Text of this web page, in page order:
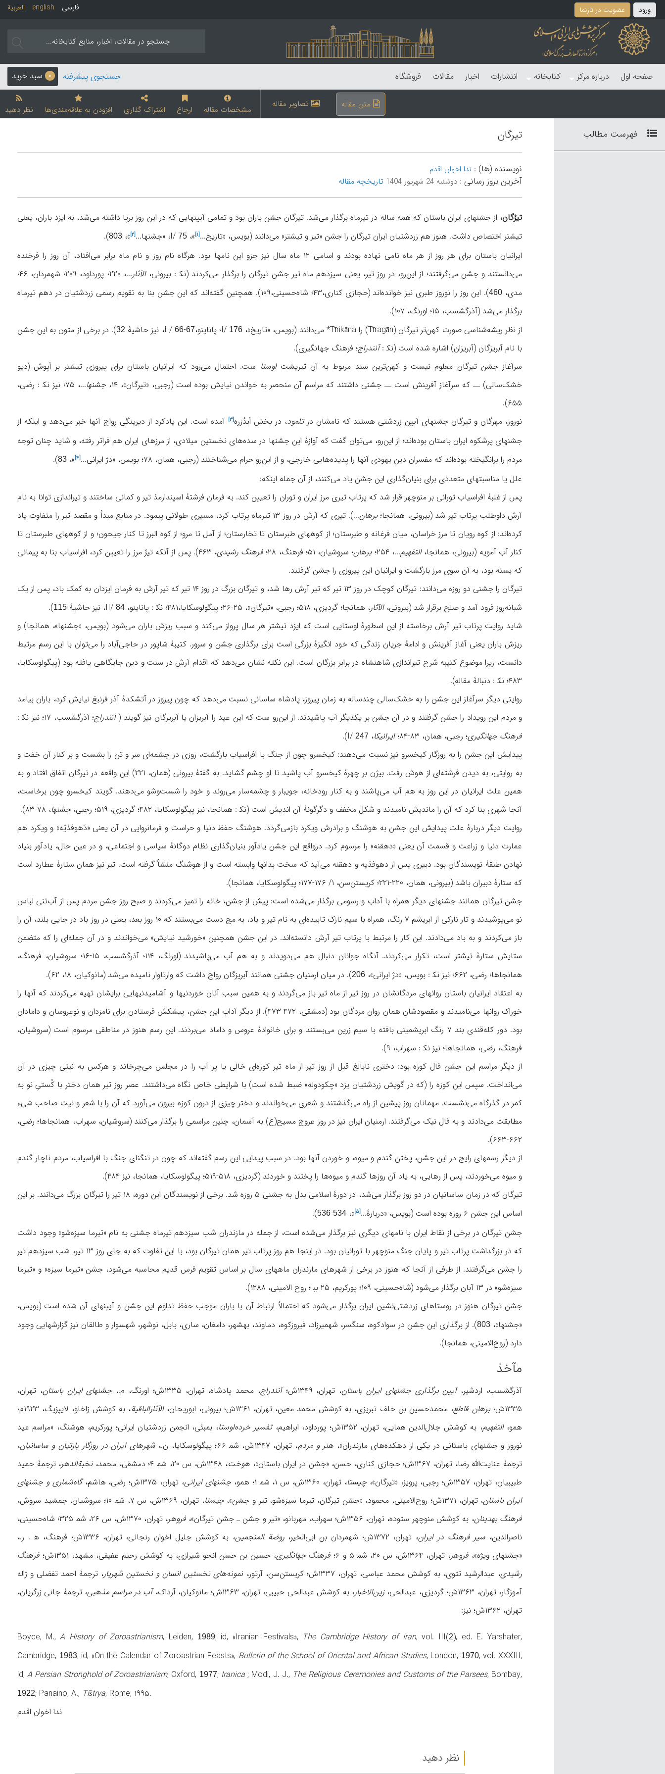
ورود عضویت در تارنما العربیة english فارسی
صفحه اول درباره مرکز کتابخانه انتشارات اخبار مقالات فروشگاه 0 سبد خرید جستجوی پیشرفته
متن مقاله تصاویر مقاله مشخصات مقاله ارجاع اشتراک گذاری افزودن به علاقه‌مندی‌ها نظر دهید
فهرست مطالب تیرگان
نویسنده (ها) : ندا اخوان اقدم
آخرین بروز رسانی :دوشنبه 24 شهریور 1404 تاریخچه مقاله
تیرْگان، از جشنهای ایران باستان که همه ساله در تیرماه برگذار می‌شد. تیرگان جشن باران بود و تمامی آیینهایی که در این روز برپا داشته می‌شد، به ایزد باران، یعنی
تیشتر اختصاص داشت. هنوز هم زردشتیان ایران تیرگان را جشن «تیر و تیشتر» می‌دانند (بویس، «تاریخ...[۱] »، I/75 ، «جشنها...[۲] »،803
).
ایرانیان باستان برای هر روز از هر ماه نامی نهاده بودند و اسامی ۱۲ ماه سال نیز جزو این نامها بود. هرگاه نام روز و نام ماه برابر می‌افتاد، آن روز را فرخنده
می‌دانستند و جشن می‌گرفتند؛ از این‌رو، در روز تیر، یعنی سیزدهم ماه تیر جشن تیرگان را برگذار می‌کردند (نک‍ : بیرونی،الآثار
...، ۲۲۰؛ پورداود، ۲۰۹؛ شهمردان، ۴۶؛
مدی، 460
). این روز را نوروز طبری نیز خوانده‌اند (حجازی کناری،۴۳؛ شاه‌حسینی،۱۰۹). همچنین گفته‌اند که این جشن بنا به تقویم رسمی زردشتیان در دهم تیرماه
برگذار می‌شد (آذرگشسب، ۱۵؛ اورنگ، ۱۰۷).
از نظر ریشه‌شناسی صورت کهن‌تر تیرگان (Tīragān) را Tīrikāna* می‌دانند (بویس، «تاریخ»، I/
176 ؛ پاناینو،II/ 66-67 ، نیز حاشیۀ 32). در برخی از متون به این جشن
با نام آبریزگان (آبریزان) اشاره شده است (نک‍ :آنندراج؛ فرهنگ جهانگیری).
سرآغاز جشن تیرگان معلوم نیست و کهن‌ترین سند مربوط به آن تیریشتاوستا ست. احتمال می‌رود که ایرانیان باستان برای پیروزی تیشتر بر اَپوش (دیو
خشک‌سالی) ــ که سرآغاز آفرینش است ــ جشنی داشتند که مراسم آن منحصر به خواندن نیایش بوده است (رجبی، «تیرگان»، ۱۴،
جشنها
...، ۷۵؛ نیز نک‍ : رضی،
۶۵۵).
نوروز، مهرگان و تیرگان جشنهای آیین زردشتی هستند که نامشان درتلمود، در بخشاَبدُزره[۳]
آمده است. این یادکرد از دیرینگی رواج آنها خبر می‌دهد و اینکه از
جشنهای پرشکوه ایران باستان بوده‌اند؛ از این‌رو، می‌توان گفت که آوازۀ این جشنها در سده‌های نخستین میلادی، از مرزهای ایران هم فراتر رفته، و شاید چنان توجه
مردم را برانگیخته بوده‌اند که مفسران دین یهودی آنها را پدیده‌هایی خارجی، و از این‌رو حرام می‌شناختند (رجبی، همان، ۷۸؛ بویس، «
دژ ایرانی...[۴] »،83
).
علل یا مناسبتهای متعددی برای بنیان‌گذاری این جشن یاد می‌کنند، از آن جمله اینکه:
پس از غلبۀ افراسیاب تورانی بر منوچهر قرار شد که پرتاب تیری مرز ایران و توران را تعیین کند. به فرمان فرشتۀ اسپندارمذ تیر و کمانی ساختند و تیراندازی توانا به نام
آرش داوطلب پرتاب تیر شد (بیرونی، همانجا؛ برهان
...). تیری که آرش در روز ۱۳ تیرماه پرتاب کرد، مسیری طولانی پیمود. در منابع مبدأ و مقصد تیر را متفاوت یاد
کرده‌اند: از کوه رویان تا مرز خراسان، میان فرغانه و طبرستان؛ از کوههای طبرستان تا تخارستان؛ از آمل تا مرو؛ از کوه البرز تا کنار جیحون؛ و از کوههای طبرستان تا
کنار آب آمویه (بیرونی، همانجا،التفهیم...، ۲۵۴؛ برهان؛ سروشیان، ۵۱؛ فرهنگ، ۲۸؛ فرهنگ رشیدی
، ۴۶۳). پس از آنکه تیرْ مرز را تعیین کرد، افراسیاب بنا به پیمانی
که بسته بود، به آن سوی مرز بازگشت و ایرانیان این پیروزی را جشن گرفتند.
تیرگان را جشنی دو روزه می‌دانند: تیرگان کوچک در روز ۱۳ تیر که تیر آرش رها شد، و تیرگان بزرگ در روز ۱۴ تیر که تیر آرش به فرمان ایزدان به کمک باد، پس از یک
شبانه‌روز فرود آمد و صلح برقرار شد (بیرونی،الآثار، همانجا؛ گردیزی، ۵۱۸؛ رجبی، «تیرگان»، ۲۵-۲۶؛ پیگولوسکایا،۴۸۱؛ نک‍ : پاناینو، II/ 84 ، نیز حاشیۀ115
).
شاید روایت پرتاب تیر آرش برخاسته از این اسطورۀ اوستایی است که ایزد تیشتر هر سال پرواز می‌کند و سبب ریزش باران می‌شود (بویس، «جشنها»، همانجا) و
ریزش باران یعنی آغاز آفرینش و ادامۀ جریان زندگی که خود انگیزۀ بزرگی است برای برگذاری جشن و سرور. کتیبۀ شاپور در حاجی‌آباد را می‌توان با این رسم مرتبط
دانست، زیرا موضوع کتیبه شرح تیراندازی شاهنشاه در برابر بزرگان است. این نکته نشان می‌دهد که اقدام آرش در سنت و دین جایگاهی یافته بود (پیگولوسکایا،
۴۸۳؛ نک‍ : دنبالۀ مقاله).
روایتی دیگر سرآغاز این جشن را به خشک‌سالی چندساله به زمان پیروز، پادشاه ساسانی نسبت می‌دهد که چون پیروز در آتشکدۀ آذر فرنبغ نیایش کرد، باران بیامد
و مردم این رویداد را جشن گرفتند و در آن جشن بر یکدیگر آب پاشیدند. از این‌رو ست که این عید را آبریزان یا آبریزگان نیز گویند (آنندراج؛ آذرگشسب، ۱۷؛ نیز نک‍ :
فرهنگ جهانگیری؛ رجبی، همان، ۸۳-۸۴؛ ایرانیکا، I/ 247
).
پیدایش این جشن را به روزگار کیخسرو نیز نسبت می‌دهند: کیخسرو چون از جنگ با افراسیاب بازگشت، روزی در چشمه‌ای سر و تن را بشست و بر کنار آن خفت و
به روایتی، به دیدن فرشته‌ای از هوش رفت. بیژن بر چهرۀ کیخسرو آب پاشید تا او چشم گشاید. به گفتۀ بیرونی (همان، ۲۲۱) این واقعه در تیرگان اتفاق افتاد و به
همین علت ایرانیان در این روز به هم آب می‌پاشند و به کنار رودخانه، جویبار و چشمه‌سار می‌روند و خود را شست‌وشو می‌دهند. گویند کیخسرو چون برخاست،
آنجا شهری بنا کرد که آن را ماندیش نامیدند و شکل مخفف و دگرگونۀ آن اندیش است (نک‍ : همانجا، نیز پیگولوسکایا، ۴۸۲؛ گردیزی، ۵۱۹؛ رجبی،
جشنها، ۷۸-۸۳).
روایت دیگر دربارۀ علت پیدایش این جشن به هوشنگ و برادرش ویکرد بازمی‌گردد. هوشنگ حفظ دنیا و حراست و فرمانروایی در آن یعنی «دَهوفذیّه» و ویکرد هم
عمارت دنیا و زراعت و قسمت آن یعنی «دهقنه» را مرسوم کرد. درواقع این جشن یادآور بنیان‌گذاری نظام دوگانۀ سیاسی و اجتماعی، و در عین حال، یادآور بنیاد
نهادن طبقۀ نویسندگان بود. دبیری پس از دهوفذیه و دهقنه می‌آید که سخت بدانها وابسته است و از هوشنگ منشأ گرفته است. تیر نیز همان ستارۀ عطارد است
که ستارۀ دبیران باشد (بیرونی، همان، ۲۲۰-۲۲۱؛ کریستن‌سن، ۱/ ۱۷۶-۱۷۷؛ پیگولوسکایا، همانجا).
جشن تیرگان همانند جشنهای دیگر همراه با آداب و رسومی برگذار می‌شده است: پیش از جشن، خانه را تمیز می‌کردند و صبح روز جشن مردم پس از آب‌تنی لباس
نو می‌پوشیدند و تار نازکی از ابریشم ۷ رنگ، همراه با سیم نازک تابیده‌ای به نام تیر و باد، به مچ دست می‌بستند که ۱۰ روز بعد، یعنی در روز باد در جایی بلند، آن را
باز می‌کردند و به باد می‌دادند. این کار را مرتبط با پرتاب تیر آرش دانسته‌اند. در این جشن همچنین «خورشید نیایش» می‌خواندند و در آن جمله‌ای را که متضمن
ستایش ستارۀ تیشتر است، تکرار می‌کردند. آنگاه جوانان دنبال هم می‌دویدند و به هم آب می‌پاشیدند (اورنگ، ۱۱۴؛ آذرگشسب، ۱۵-۱۶؛ سروشیان، فرهنگ،
همانجاها؛ رضی، ۶۶۲؛ نیز نک‍ : بویس، «دژ ایرانی»،
206). در میان ارمنیان جشنی همانند آبریزگان رواج داشت که وارتاوار نامیده می‌شد (مانوکیان، ۱۸، ۶۲).
به اعتقاد ایرانیان باستان روانهای مردگانشان در روز تیر از ماه تیر باز می‌گردند و به همین سبب آنان خوردنیها و آشامیدنیهایی برایشان تهیه می‌کردند که آنها را
خوراک روانها می‌نامیدند و مقصودشان همان روان مردگان بود (دمشقی، ۴۷۲-۴۷۳). از دیگر آداب این جشن، پیشکش فرستادن برای نامزدان و نوعروسان و دامادان
بود. دور کله‌قندی بند ۷ رنگ ابریشمینی بافته با سیم زرین می‌بستند و برای خانوادۀ عروس و داماد می‌بردند. این رسم هنوز در مناطقی مرسوم است (سروشیان،
فرهنگ، رضی، همانجاها؛ نیز نک‍ : سهراب، ۹).
از دیگر مراسم این جشن فال کوزه بود: دختری نابالغ قبل از روز تیر از ماه تیر کوزه‌ای خالی یا پر آب را در مجلس می‌چرخاند و هرکس به نیتی چیزی در آن
می‌انداخت. سپس این کوزه را (که در گویش زردشتیان یزد «چکودوله» ضبط شده است) با شرایطی خاص نگاه می‌داشتند. عصر روز تیر همان دختر با کُستیِ نو به
کمر در گذرگاه می‌نشست. مهمانان روز پیشین از راه می‌گذشتند و شعری می‌خواندند و دختر چیزی از درون کوزه بیرون می‌آورد که آن را با شعر و نیت صاحب شیء
مطابقت می‌دادند و به فال نیک می‌گرفتند. ارمنیان ایران نیز در روز عروج مسیح(ع) به آسمان، چنین مراسمی را برگذار می‌کنند (سروشیان، سهراب، همانجاها؛ رضی،
۶۶۲-۶۶۳).
از دیگر رسمهای رایج در این جشن، پختن گندم و میوه، و خوردن آنها بود. در سبب پیدایی این رسم گفته‌اند که چون در تنگنای جنگ با افراسیاب، مردم ناچار گندم
و میوه می‌خوردند، پس از رهایی، به یاد آن روزها گندم و میوه‌ها را پختند و خوردند (گردیزی، ۵۱۸-۵۱۹؛ پیگولوسکایا، همانجا، نیز ۴۸۴).
تیرگان که در زمان ساسانیان در دو روز برگذار می‌شد، در دورۀ اسلامی بدل به جشنی ۵ روزه شد. برخی از نویسندگان این دوره، ۱۸ تیر را تیرگان بزرگ می‌دانند. بر این
اساس این جشن ۶ روزه بوده است (بویس، «
دربارۀ...[۵] »،534
-
536
).
جشن تیرگان در برخی از نقاط ایران با نامهای دیگری نیز برگذار می‌شده است، از جمله در مازندران شب سیزدهم تیرماه جشنی به نام «تیرما سیزه‌شو» وجود داشت
که در بزرگداشت پرتاب تیر و پایان جنگ منوچهر با تورانیان بود. در اینجا هم روز پرتاب تیر همان تیرگان بود، با این تفاوت که به جای روز ۱۳ تیر، شب سیزدهم تیر
را جشن می‌گرفتند. از طرفی از آنجا که هنوز در برخی از شهرهای مازندران ماههای سال بر اساس تقویم فرس قدیم محاسبه می‌شود، جشن «تیرما سیزه» و «تیرما
سیزه‌شو» در ۱۳ آبان برگذار می‌شود (شاه‌حسینی، ۱۰۹؛ پورکریم، ۲۵ بب‍ ؛ روح الامینی، ۱۲۸۸).
جشن تیرگان هنوز در روستاهای زردشتی‌نشین ایران برگذار می‌شود که احتمالاً ارتباط آن با باران موجب حفظ تداوم این جشن و آیینهای آن شده است (بویس،
«جشنها»،803). از برگذاری این جشن در سوادکوه، سنگسر، شهمیرزاد، فیروزکوه، دماوند، بهشهر، دامغان، ساری، بابل، نوشهر، شهسوار و طالقان نیز گزارشهایی وجود
دارد (روح‌الامینی، همانجا).
مآخذ
آذرگشسب، اردشیر،آیین برگذاری جشنهای ایران باستان، تهران، ۱۳۴۹ش؛ آنندراج، محمد پادشاه، تهران، ۱۳۳۵ش؛ اورنگ، م.، جشنهای ایران باستان، تهران،
۱۳۳۵ش؛
برهان قاطع، محمدحسین بن خلف تبریزی، به کوشش محمد معین، تهران، ۱۳۶۱ش؛ بیرونی، ابوریحان، الآثارالباقیة
، به کوشش زاخاو، لایپزیگ، ۱۹۲۳م؛
همو،التفهیم، به کوشش جلال‌الدین همایی، تهران، ۱۳۵۲ش؛ پورداود، ابراهیم، تفسیر خرده‌اوستا، بمبئی، انجمن زردشتیان ایرانی؛ پورکریم، هوشنگ، «مراسم عید
نوروز و جشنهای باستانی در یکی از دهکده‌های مازندران»، هنر و مردم، تهران، ۱۳۴۷ش، شم‍ ۶۶؛ پیگولوسکایا، ن.، شهرهای ایران در روزگار پارتیان و ساسانیان،
ترجمۀ عنایت‌الله رضا، تهران، ۱۳۶۷ش؛ حجازی کناری، حسن، «جشن در ایران باستان»،
هوخت، ۱۳۴۸ش، س ۲۰، شم‍ ۴؛ دمشقی، محمد، نخبةالدهر، ترجمۀ حمید
طبیبیان، تهران، ۱۳۵۷ش؛ رجبی، پرویز، «تیرگان»،
چیستا، تهران، ۱۳۶۰ش، س ۱، شم‍ ۱؛ همو، جشنهای ایرانی، تهران، ۱۳۷۵ش؛ رضی، هاشم،
گاه‌شماری و جشنهای
ایران باستان، تهران، ۱۳۷۱ش؛ روح‌الامینی، محمود، «جشن تیرگان، تیرما سیزه‌شو، تیر و جشن»، چیستا، تهران، ۱۳۶۹ش، س ۷، شم‍ ۱۰؛ سروشیان، جمشید سروش،
فرهنگ بهدینان، به کوشش منوچهر ستوده، تهران، ۱۳۵۶ش؛ سهراب، مهربانو، «تیر و جشن ـ جشن تیرگان»، فروهر
، تهران، ۱۳۷۰ش، س ۲۶، شم‍ ۳۲۵؛ شاه‌حسینی،
ناصرالدین، سیر فرهنگ در ایران، تهران، ۱۳۷۲ش؛ شهمردان بن ابی‌الخیر، روضة المنجمین
، به کوشش جلیل اخوان رنجانی، تهران، ۱۳۳۶ش؛ فرهنگ، ه‍ . ر.،
«جشنهای ویژه»، فروهر، تهران، ۱۳۶۴ش، س ۲۰، شم‍ ۵ و ۶؛ فرهنگ جهانگیری، حسین بن حسن انجو شیرازی، به کوشش رحیم عفیفی، مشهد، ۱۳۵۱ش؛
فرهنگ
رشیدی، عبدالرشید تتوی، به کوشش محمد عباسی، تهران، ۱۳۳۷ش؛ کریستن‌سن، آرتور، نمونه‌های نخستین انسان و نخستین شهریار، ترجمۀ احمد تفضلی و ژاله
آموزگار، تهران، ۱۳۶۳ش؛ گردیزی، عبدالحی،
زین‌الاخبار، به کوشش عبدالحی حبیبی، تهران، ۱۳۶۳ش؛ مانوکیان، آرداک، آب در مراسم مذهبی، ترجمۀ جانی زرگریان،
تهران، ۱۳۶۲ش؛ نیز:
Boyce, M.,A History of Zoroastrianism, Leiden, 1989; id, «Iranian Festivals», The Cambridge History of Iran, vol. III(2), ed. E. Yarshater,
Cambridge, 1983; id, «On the Calendar of Zoroastrian Feasts», Bulletin of the School of Oriental and African Studies, London, 1970, vol. XXXIII;
id,A Persian Stronghold of Zoroastrianism, Oxford, 1977; Iranica; Modi, J. J., The Religious Ceremonies and Customs of the Parsees, Bombay,
1922; Panaino, A., Tištrya, Rome, ۱۹۹۵.
ندا اخوان اقدم
نظر دهید